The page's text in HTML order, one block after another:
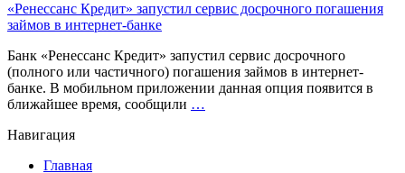
«Ренессанс Кредит» запустил сервис досрочного погашения
займов в интернет-банке
Банк «Ренессанс Кредит» запустил сервис досрочного
(полного или частичного) погашения займов в интернет-
банке. В мобильном приложении данная опция появится в
ближайшее время, сообщили …
Навигация
Главная